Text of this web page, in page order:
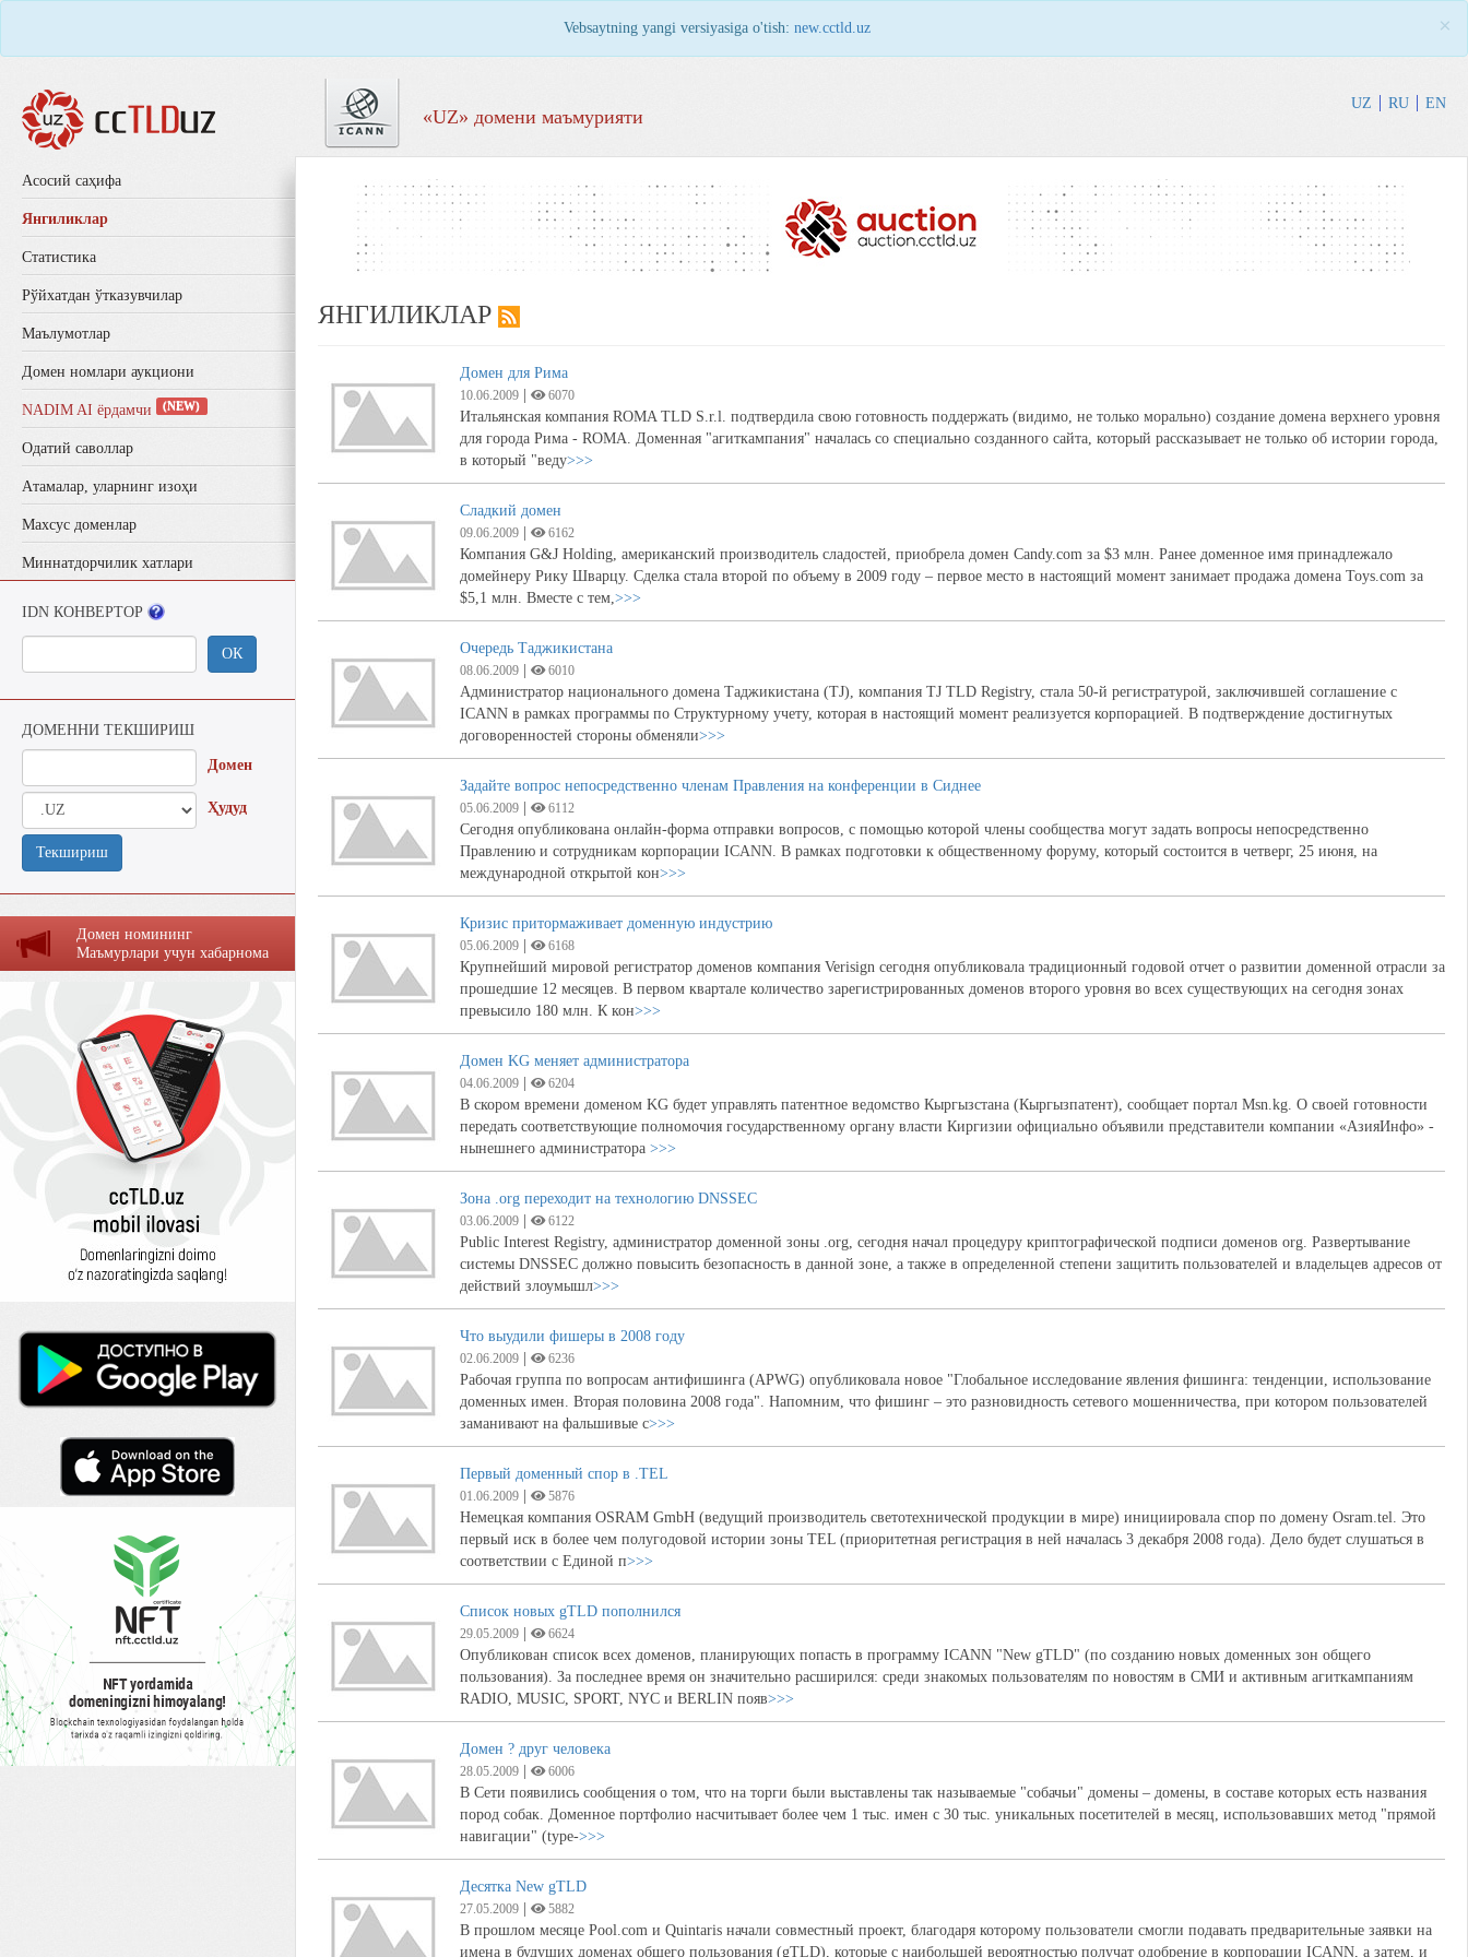
Vebsaytning yangi versiyasiga o'tish: new.cctld.uz ×
«UZ» домени маъмурияти
UZ RU EN
Aсосий саҳифа
Янгиликлар
Статистика
Рўйхатдан ўтказувчилар
Маълумотлар
Домен номлари аукциони
NADIM AI ёрдамчи (NEW)
Одатий саволлар
Aтамалар, уларнинг изоҳи
Махсус доменлар
Миннатдорчилик хатлари
IDN КОНВЕРТОР
ОК
ДОМЕННИ ТЕКШИРИШ
Домен
Ҳудуд
Текшириш
Домен номининг
Маъмурлaри учун хaбaрномa
ЯНГИЛИКЛАР
Домен для Рима
10.06.2009 6070
Итальянская компания ROMA TLD S.r.l. подтвердила свою готовность поддержать (видимо, не только морально) создание домена верхнего уровня
для города Рима - ROMA. Доменная "агиткампания" началась со специально созданного сайта, который рассказывает не только об истории города,
в который "веду>>>
Сладкий домен
09.06.2009 6162
Компания G&J Holding, американский производитель сладостей, приобрела домен Candy.com за $3 млн. Ранее доменное имя принадлежало
домейнеру Рику Шварцу. Сделка стала второй по объему в 2009 году – первое место в настоящий момент занимает продажа домена Toys.com за
$5,1 млн. Вместе с тем,>>>
Очередь Таджикистана
08.06.2009 6010
Администратор национального домена Таджикистана (TJ), компания TJ TLD Registry, стала 50-й регистратурой, заключившей соглашение с
ICANN в рамках программы по Структурному учету, которая в настоящий момент реализуется корпорацией. В подтверждение достигнутых
договоренностей стороны обменяли>>>
Задайте вопрос непосредственно членам Правления на конференции в Сиднее
05.06.2009 6112
Сегодня опубликована онлайн-форма отправки вопросов, с помощью которой члены сообщества могут задать вопросы непосредственно
Правлению и сотрудникам корпорации ICANN. В рамках подготовки к общественному форуму, который состоится в четверг, 25 июня, на
международной открытой кон>>>
Кризис притормаживает доменную индустрию
05.06.2009 6168
Крупнейший мировой регистратор доменов компания Verisign сегодня опубликовала традиционный годовой отчет о развитии доменной отрасли за
прошедшие 12 месяцев. В первом квартале количество зарегистрированных доменов второго уровня во всех существующих на сегодня зонах
превысило 180 млн. К кон>>>
Домен KG меняет администратора
04.06.2009 6204
В скором времени доменом KG будет управлять патентное ведомство Кыргызстана (Кыргызпатент), сообщает портал Msn.kg. О своей готовности
передать соответствующие полномочия государственному органу власти Киргизии официально объявили представители компании «АзияИнфо» -
нынешнего администратора >>>
Зона .org переходит на технологию DNSSEC
03.06.2009 6122
Public Interest Registry, администратор доменной зоны .org, сегодня начал процедуру криптографической подписи доменов org. Развертывание
системы DNSSEC должно повысить безопасность в данной зоне, а также в определенной степени защитить пользователей и владельцев адресов от
действий злоумышл>>>
Что выудили фишеры в 2008 году
02.06.2009 6236
Рабочая группа по вопросам антифишинга (APWG) опубликовала новое "Глобальное исследование явления фишинга: тенденции, использование
доменных имен. Вторая половина 2008 года". Напомним, что фишинг – это разновидность сетевого мошенничества, при котором пользователей
заманивают на фальшивые с>>>
Первый доменный спор в .TEL
01.06.2009 5876
Немецкая компания OSRAM GmbH (ведущий производитель светотехнической продукции в мире) инициировала спор по домену Osram.tel. Это
первый иск в более чем полугодовой истории зоны TEL (приоритетная регистрация в ней началась 3 декабря 2008 года). Дело будет слушаться в
соответствии с Единой п>>>
Список новых gTLD пополнился
29.05.2009 6624
Опубликован список всех доменов, планирующих попасть в программу ICANN "New gTLD" (по созданию новых доменных зон общего
пользования). За последнее время он значительно расширился: среди знакомых пользователям по новостям в СМИ и активным агиткампаниям
RADIO, MUSIC, SPORT, NYC и BERLIN появ>>>
Домен ? друг человека
28.05.2009 6006
В Сети появились сообщения о том, что на торги были выставлены так называемые "собачьи" домены – домены, в составе которых есть названия
пород собак. Доменное портфолио насчитывает более чем 1 тыс. имен с 30 тыс. уникальных посетителей в месяц, использовавших метод "прямой
навигации" (type->>>
Десятка New gTLD
27.05.2009 5882
В прошлом месяце Pool.com и Quintaris начали совместный проект, благодаря которому пользователи смогли подавать предварительные заявки на
имена в будущих доменах общего пользования (gTLD), которые с наибольшей вероятностью получат одобрение в корпорации ICANN, а затем, и